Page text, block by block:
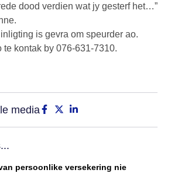
dood verdien wat jy gesterf het…”
is gevra om speurder ao.
te kontak by 076-631-7310.
media
persoonlike versekering nie